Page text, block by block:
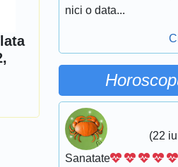
nici o data...
(22
Sanatate